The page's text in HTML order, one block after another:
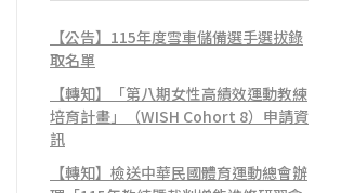
【公告】115年度雪車儲備選手選拔錄
取名單
【轉知】「第八期女性高績效運動教練
培育計畫」（WISH Cohort 8）申請資
訊
【轉知】檢送中華民國體育運動總會辦